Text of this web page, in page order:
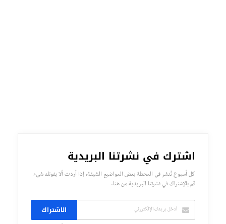
اشترك في نشرتنا البريدية
كل أسبوع تُنشر في المحطة بعض المواضيع الشيقة، إذا أردت ألا يفوتك شيء
قم بالإشتراك في نشرتنا البريدية من هنا.
الاشتراك